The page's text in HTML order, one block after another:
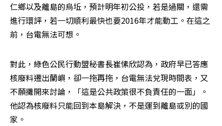
仁鄉以及離島的烏坵，預計明年初公投，若是過關，還需
進行環評，若一切順利最快也要2016年才能動工。在這之
前，台電無法可想。
對此，綠色公民行動盟秘書長崔愫欣認為，政府早已答應
核廢料遷出蘭嶼，卻一拖再拖，台電無法兌現時間表，又
不願攤開來討論，「這是公共政策很不負責任的一面」。
他認為核廢料只能回到本島解決，不是運到離島或別的國
家。